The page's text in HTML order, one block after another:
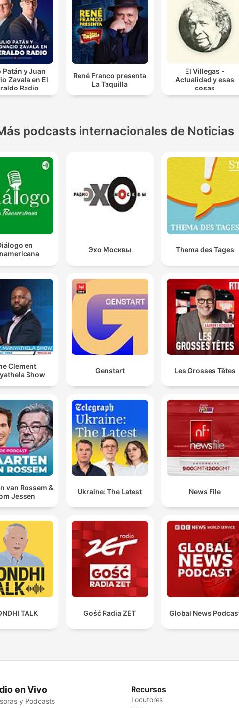
Patán y Juan
Zavala en El
Radio
René Franco presenta
La Taquilla
El Villegas -
Actualidad y esas
cosas
podcasts internacionales de Noticias
en
Эхо Москвы Thema des Tages
Clement
Show
Genstart Les Grosses Têtes
van Rossem &
Jessen
Ukraine: The Latest News File
TALK Gość Radia ZET Global News
en Vivo
y Podcasts
Recursos
Locutores